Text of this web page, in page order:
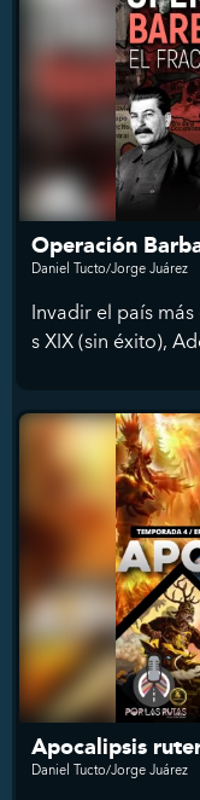
Operación
Daniel Tucto/Jorge Juárez
Invadir el país
s XIX (sin éxito),
Apocalipsis
Daniel Tucto/Jorge Juárez